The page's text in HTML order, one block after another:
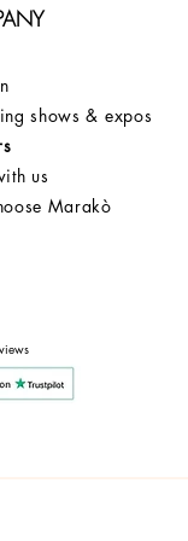
shows & expos
us
Marakò